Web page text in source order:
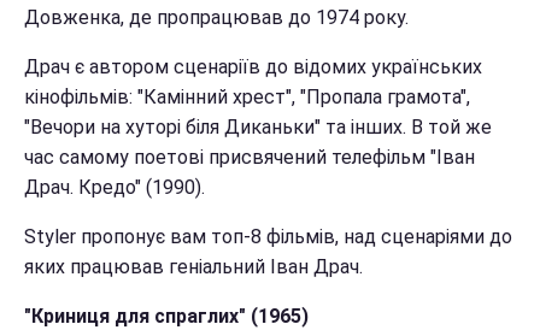
Довженка, де пропрацював до 1974 року.
Драч є автором сценаріїв до відомих українських
кінофільмів: "Камінний хрест", "Пропала грамота",
"Вечори на хуторі біля Диканьки" та інших. В той же
час самому поетові присвячений телефільм "Іван
Драч. Кредо" (1990).
Styler пропонує вам топ-8 фільмів, над сценаріями до
яких працював геніальний Іван Драч.
"Криниця для спраглих" (1965)